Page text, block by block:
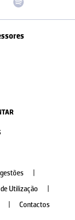
Utilização
Contactos